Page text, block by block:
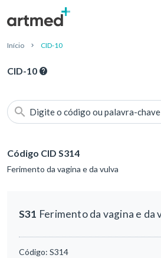
Início CID-10
CID-10
Digite o código ou palavra-
Código CID S314
Ferimento da vagina e da vulva
S31 Ferimento da vagina e da
Código: S314